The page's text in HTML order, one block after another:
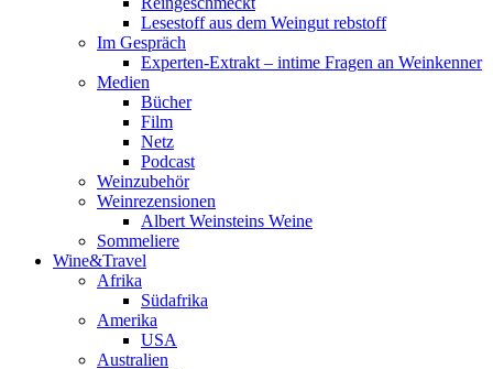
Lesestoff aus dem Weingut rebstoff
Im Gespräch
Experten-Extrakt – intime Fragen an Weinkenner
Medien
Bücher
Film
Netz
Podcast
Weinzubehör
Weinrezensionen
Albert Weinsteins Weine
Sommeliere
Wine&Travel
Afrika
Südafrika
Amerika
USA
Australien